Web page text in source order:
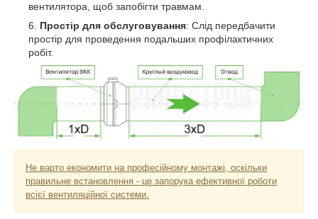
вентилятора, щоб запобігти травмам.
Простір для обслуговування: Слід передбачити
простір для проведення подальших профілактичних
робіт.
Не варто економити на професійному монтажі, оскільки
правильне встановлення - це запорука ефективної роботи
всієї вентиляційної системи.